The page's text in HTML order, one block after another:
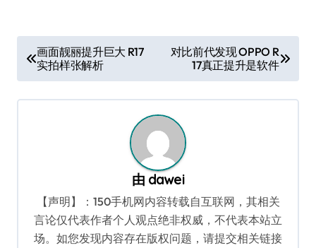
章
导
画面靓丽提升巨大 R17
实拍样张解析
对比前代发现 OPPO R
17真正提升是软件
由 dawei
【声明】：150手机网内容转载自互联网，其相关
言论仅代表作者个人观点绝非权威，不代表本站立
场。如您发现内容存在版权问题，请提交相关链接